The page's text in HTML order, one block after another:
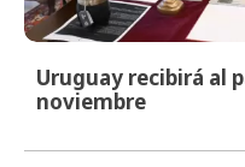
Uruguay recibirá al
noviembre